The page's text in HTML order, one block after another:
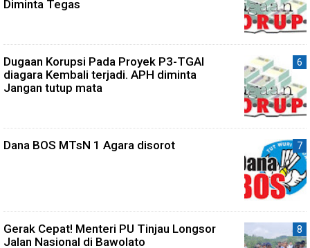
Diminta Tegas
Dugaan Korupsi Pada Proyek P3-TGAI
diagara Kembali terjadi. APH diminta
Jangan tutup mata
Dana BOS MTsN 1 Agara disorot
Gerak Cepat! Menteri PU Tinjau Longsor
Jalan Nasional di Bawolato